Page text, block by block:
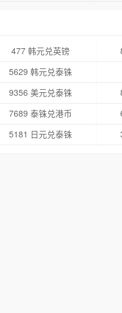
477 韩元兑英镑
5629 韩元兑泰铢
9356 美元兑泰铢
7689 泰铢兑港币
5181 日元兑泰铢